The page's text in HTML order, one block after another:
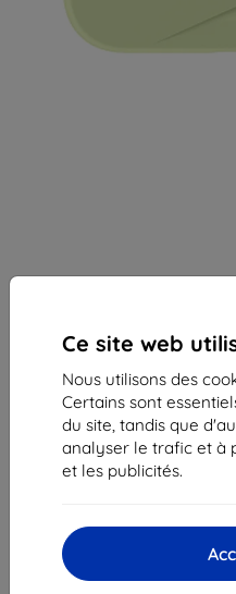
Ce site web
Nous utilisons des
Certains sont
du site, tandis que
analyser le trafic et à
et les publicités.
OA256TMEGWW)
Adapté pour: